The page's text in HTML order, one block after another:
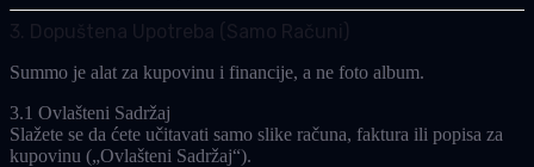
3. Dopuštena Upotreba (Samo Računi)
Summo je alat za kupovinu i financije, a ne foto album.
3.1 Ovlašteni Sadržaj
Slažete se da ćete učitavati samo slike računa, faktura ili popisa za
kupovinu („Ovlašteni Sadržaj“).